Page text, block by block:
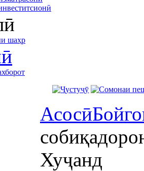
шаҳр
Асосӣ
Хуҷанд